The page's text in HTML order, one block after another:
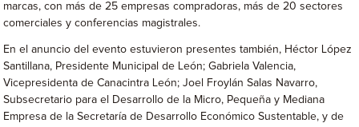
marcas, con más de 25 empresas compradoras, más de 20 sectores
comerciales y conferencias magistrales.
En el anuncio del evento estuvieron presentes también, Héctor López
Santillana, Presidente Municipal de León; Gabriela Valencia,
Vicepresidenta de Canacintra León; Joel Froylán Salas Navarro,
Subsecretario para el Desarrollo de la Micro, Pequeña y Mediana
Empresa de la Secretaría de Desarrollo Económico Sustentable, y de